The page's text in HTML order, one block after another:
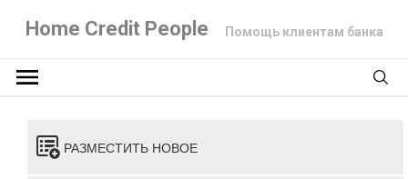
Home Credit People Помощь клиентам банка
РАЗМЕСТИТЬ НОВОЕ